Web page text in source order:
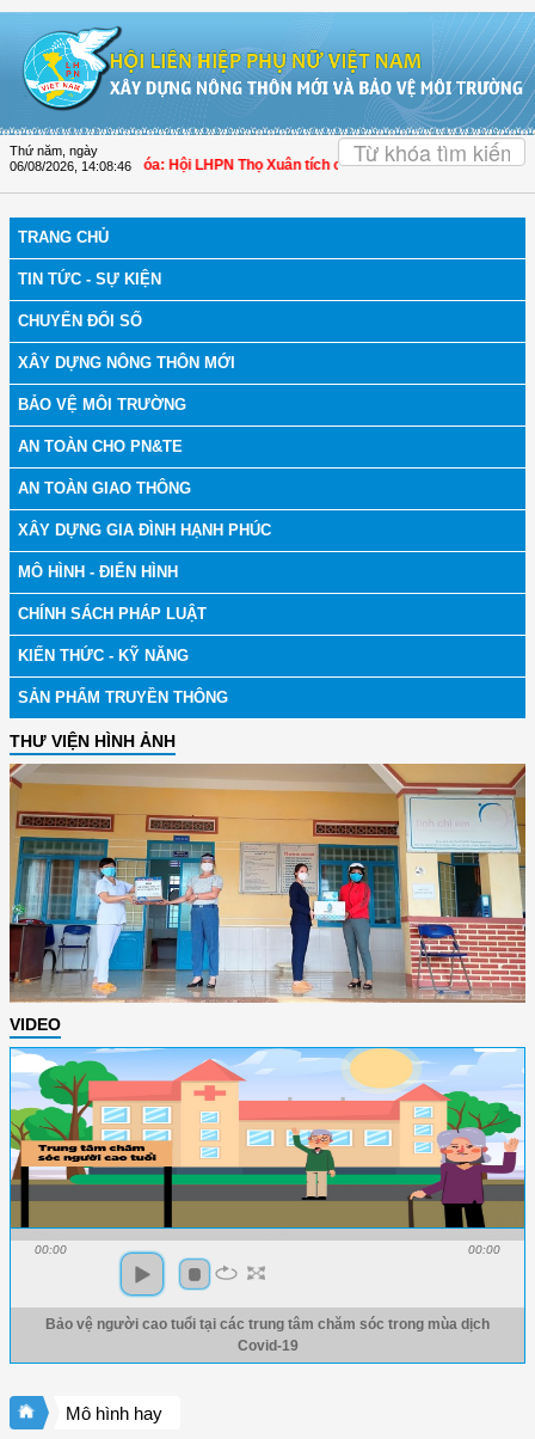
Thứ năm, ngày
06/08/2026 14:08:47
bệnh | Thanh Hóa: Hội LHPN Thọ Xuân tích cực góp phần nâng cao tỷ lệ
TRANG CHỦ
TIN TỨC - SỰ KIỆN
CHUYỂN ĐỔI SỐ
XÂY DỰNG NÔNG THÔN MỚI
BẢO VỆ MÔI TRƯỜNG
AN TOÀN CHO PN&TE
AN TOÀN GIAO THÔNG
XÂY DỰNG GIA ĐÌNH HẠNH PHÚC
MÔ HÌNH - ĐIỂN HÌNH
CHÍNH SÁCH PHÁP LUẬT
KIẾN THỨC - KỸ NĂNG
SẢN PHẨM TRUYỀN THÔNG
THƯ VIỆN HÌNH ẢNH
VIDEO
00:00 00:00
Bảo vệ người cao tuổi tại các trung tâm chăm sóc trong mùa dịch
Covid-19
Mô hình hay
OK